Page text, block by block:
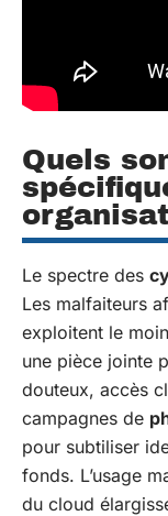
Quels
Le spectre des
Les malfaiteurs
exploitent le
une pièce jointe
douteux, accès
campagnes de
pour subtiliser
fonds. L’usage
du cloud